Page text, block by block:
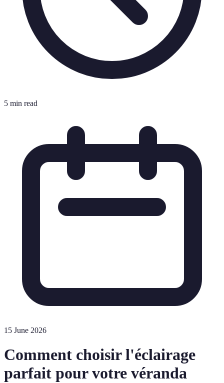
5 min read
15 June 2026
Comment choisir l'éclairage
parfait pour votre véranda